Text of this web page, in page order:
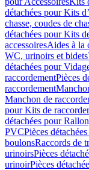
détachées pour Kits
chasse, coudes de
détachées pour Kits
accessoiresAides à la
WC, urinoirs et bidets
détachées pour
raccordementPièces
raccordement
Manchon de
pour Kits de
détachées pour
PVCPièces
boulonsRaccords de
urinoirsPièces
urinoirPièces